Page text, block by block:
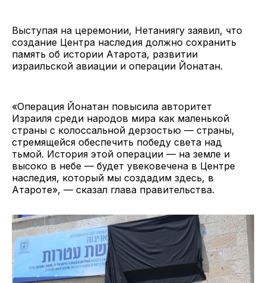
Выступая на церемонии, Нетаниягу заявил, что
создание Центра наследия должно сохранить
память об истории Атарота, развитии
израильской авиации и операции Йонатан.
«Операция Йонатан повысила авторитет
Израиля среди народов мира как маленькой
страны с колоссальной дерзостью — страны,
стремящейся обеспечить победу света над
тьмой. История этой операции — на земле и
высоко в небе — будет увековечена в Центре
наследия, который мы создадим здесь, в
Атароте», — сказал глава правительства.